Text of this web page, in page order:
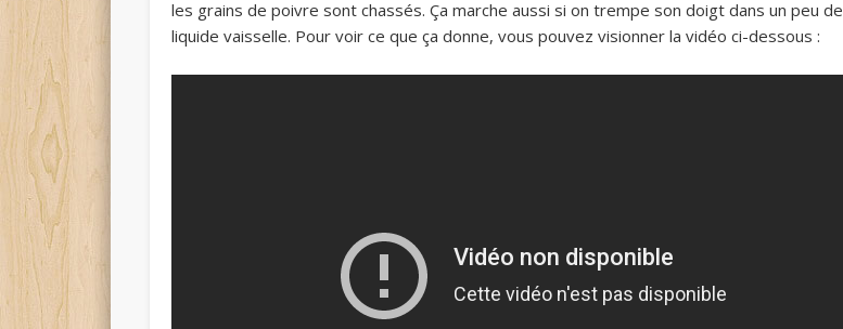
les grains de poivre sont chassés. Ça marche aussi si on trempe son doigt dans un peu de
liquide vaisselle. Pour voir ce que ça donne, vous pouvez visionner la vidéo ci-dessous :